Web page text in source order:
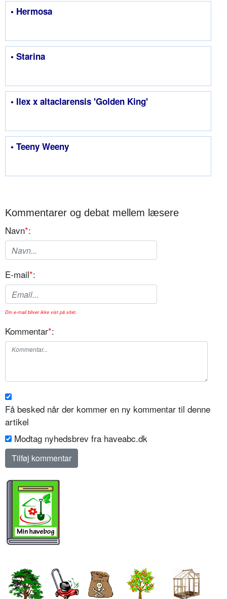
• Hermosa
• Starina
• Ilex x altaclarensis 'Golden King'
• Teeny Weeny
Kommentarer og debat mellem læsere
Navn*:
E-mail*:
Din e-mail bliver ikke vist på sitet.
Kommentar*:
Få besked når der kommer en ny kommentar til denne
artikel
Modtag nyhedsbrev fra haveabc.dk